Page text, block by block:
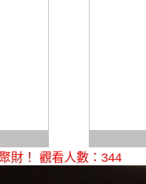
財！ 觀看人數：344